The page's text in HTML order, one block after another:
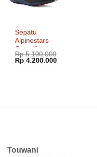
Sepatu
Alpinestars
Speedforce
XR
Rp5.100.000
Harga
aslinya
Rp 4.200.000Harga
Touwani